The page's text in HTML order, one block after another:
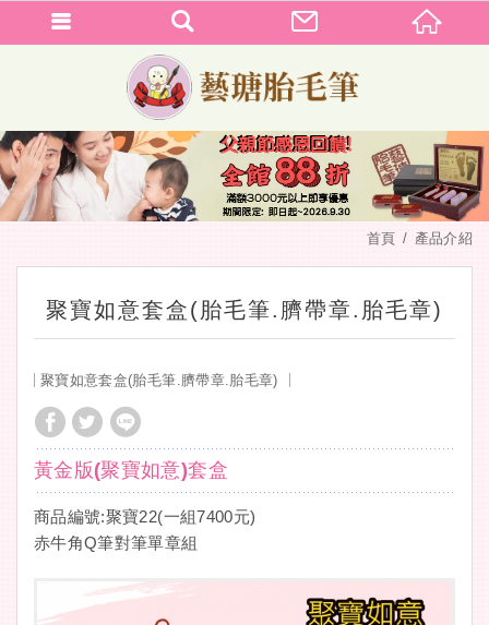
首頁 產品介紹
聚寶如意套盒(胎毛筆.臍帶章.胎毛章)
聚寶如意套盒(胎毛筆.臍帶章.胎毛章)
黃金版(聚寶如意)套盒
商品編號:聚寶22(一組7400元)
赤牛角Q筆對筆單章組